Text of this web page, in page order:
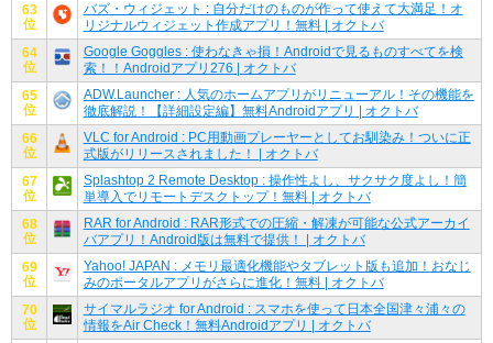
63
位
バズ・ウィジェット : 自分だけのものが作って使えて大満足！オ
リジナルウィジェット作成アプリ！無料 | オクトバ
64
位
Google Goggles : 使わなきゃ損！Androidで見るものすべてを検
索！！Androidアプリ276 | オクトバ
65
位
ADW.Launcher : 人気のホームアプリがリニューアル！その機能を
徹底解説！【詳細設定編】無料Androidアプリ | オクトバ
66
位
VLC for Android : PC用動画プレーヤーとしてお馴染み！ついに正
式版がリリースされました！ | オクトバ
67
位
Splashtop 2 Remote Desktop : 操作性よし、サクサク度よし！簡
単導入でリモートデスクトップ！無料 | オクトバ
68
位
RAR for Android : RAR形式での圧縮・解凍が可能な公式アーカイ
バアプリ！Android版は無料で提供！ | オクトバ
69
位
Yahoo! JAPAN : メモリ最適化機能やタブレット版も追加！おなじ
みのポータルアプリがさらに進化！無料 | オクトバ
70
位
サイマルラジオ for Android : スマホを使って日本全国津々浦々の
情報をAir Check！無料Androidアプリ | オクトバ